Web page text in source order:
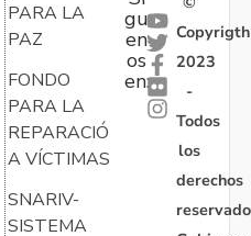
PARA LA
PAZ
FONDO
PARA LA
REPARACIÓN
A VÍCTIMAS
SNARIV-
SISTEMA
gu
en
os
en:
Copyrigth
2023
-
Todos
los
derechos